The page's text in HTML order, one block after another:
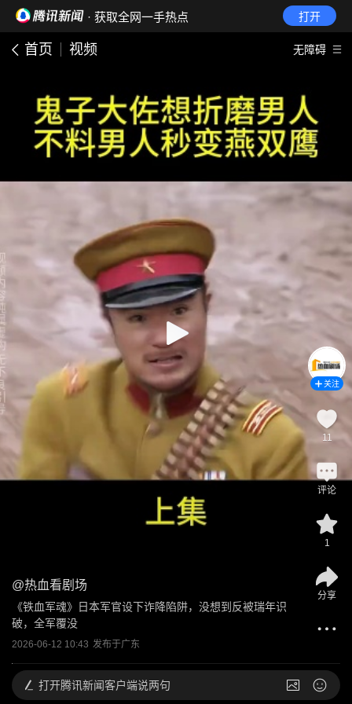
· 获取全网一手热点 打开
首页 视频 无障碍
@热血看剧场
《铁血军魂》日本军官设下诈降陷阱，没想到反被瑞年识
破，全军覆没
2026-06-12 10:43 发布于广东
关注
11
评论
1
分享
打开腾讯新闻客户端说两句